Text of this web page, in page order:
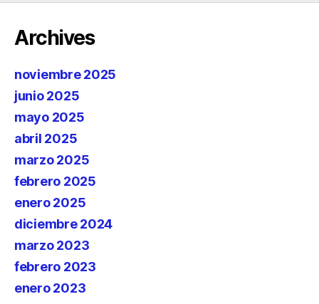
Archives
noviembre 2025
junio 2025
mayo 2025
abril 2025
marzo 2025
febrero 2025
enero 2025
diciembre 2024
marzo 2023
febrero 2023
enero 2023